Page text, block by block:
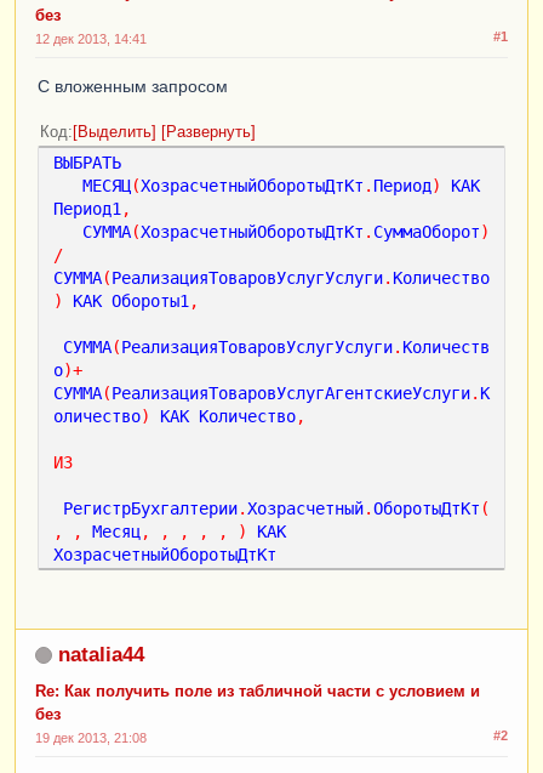
ги
ПО
= РеализацияТоваровУслуг
//
РеализацияТоваровУслугУслуги.Номенклатура.Род
итель.Наименование = &Дизайн
ХозрасчетныйОборотыДтКт
СчетДт Сч26Дт
СГРУППИРОВАТЬ
ХозрасчетныйОборотыДтКт .
Период
;
без
#1
12 дек 2013, 14:41
С вложенным запросом
Код Выделить Развернуть
ВЫБРАТЬ
МЕСЯЦ(ХозрасчетныйОборотыДтКт . Период)
КАК
Период1 ,
СУММА(ХозрасчетныйОборотыДтКт . СуммаОборот)
/
СУММА(РеализацияТоваровУслугУслуги. Количество
)
КАК Обороты1 ,
СУММА(РеализацияТоваровУслугУслуги. Количеств
о)+
СУММА(РеализацияТоваровУслугАгентскиеУслуги. К
оличество) КАК Количество,
ИЗ
РегистрБухгалтерии.Хозрасчетный.ОборотыДтКт (
,
, Месяц , , , , , )
КАК
ХозрасчетныйОборотыДтКт
ВНУТРЕННЕЕ СОЕДИНЕНИЕ
ПО
ВНУТРЕННЕЕ СОЕДИНЕНИЕ (Выбрать
ДокументРеализацияТоваровУслугУслуги
во КАК Количество
natalia44
Re: Как получить поле из табличной части с условием и
без
#2
19 дек 2013, 21:08